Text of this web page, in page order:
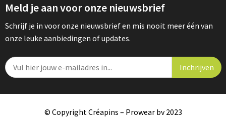
Meld je aan voor onze nieuwsbrief
Schrijf je in voor onze nieuwsbrief en mis nooit meer één van
onze leuke aanbiedingen of updates.
© Copyright Créapins – Prowear bv 2023